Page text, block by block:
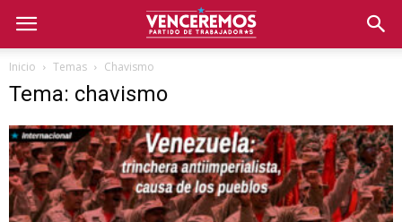
Inicio Temas Chavismo
Tema: chavismo